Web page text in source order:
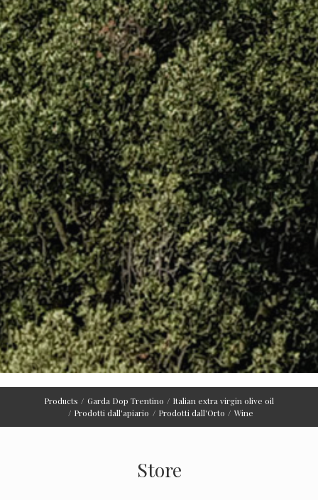
Products Garda Dop Trentino
Italian extra virgin olive oil
Prodotti dall'apiario
Prodotti dall'Orto Wine
Store